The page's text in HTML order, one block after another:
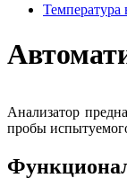
Анализатор
пробы